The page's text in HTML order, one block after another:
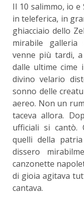
Il 10 salimmo, io
in teleferica, in
ghiacciaio dello
mirabile galleria
venne più tardi, a
dalle ultime cime
divino velario
sonno delle
aereo. Non un
taceva allora.
ufficiali si cantò.
quelli della
dissero
canzonette
di gioia agitava
cantava.